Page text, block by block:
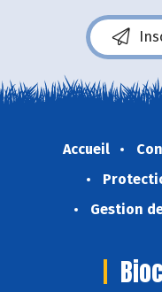
Accueil
Gestion